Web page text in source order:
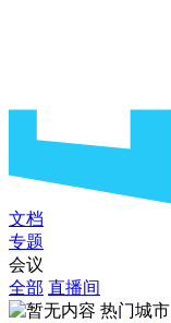
文档
专题
会议
全部 直播间
热门城市